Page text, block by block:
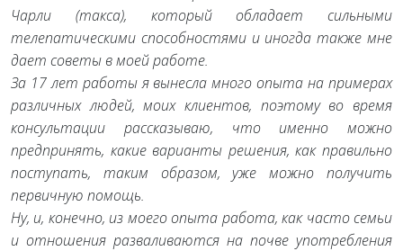
Чарли (такса), который обладает сильными
телепатическими способностями и иногда также мне
дает советы в моей работе.
За 17 лет работы я вынесла много опыта на примерах
различных людей, моих клиентов, поэтому во время
консультации рассказываю, что именно можно
предпринять, какие варианты решения, как правильно
поступать, таким образом, уже можно получить
первичную помощь.
Ну, и, конечно, из моего опыта работа, как часто семьи
и отношения разваливаются на почве употребления